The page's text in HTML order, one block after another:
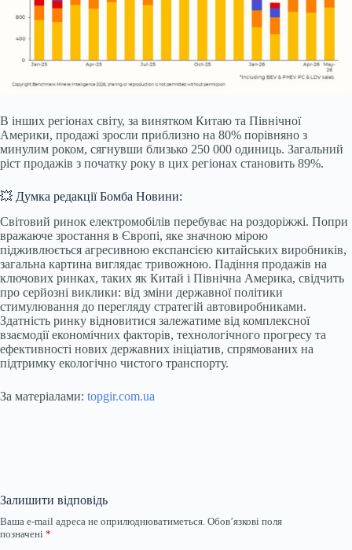
В інших регіонах світу, за винятком Китаю та Північної
Америки, продажі зросли приблизно на 80% порівняно з
минулим роком, сягнувши близько 250 000 одиниць. Загальний
ріст продажів з початку року в цих регіонах становить 89%.
💥 Думка редакції Бомба Новини:
Світовий ринок електромобілів перебуває на роздоріжжі. Попри
вражаюче зростання в Європі, яке значною мірою
підживлюється агресивною експансією китайських виробників,
загальна картина виглядає тривожною. Падіння продажів на
ключових ринках, таких як Китай і Північна Америка, свідчить
про серйозні виклики: від зміни державної політики
стимулювання до перегляду стратегій автовиробниками.
Здатність ринку відновитися залежатиме від комплексної
взаємодії економічних факторів, технологічного прогресу та
ефективності нових державних ініціатив, спрямованих на
підтримку екологічно чистого транспорту.
За матеріалами: topgir.com.ua
Залишити відповідь
Ваша e-mail адреса не оприлюднюватиметься. Обов’язкові поля
позначені *